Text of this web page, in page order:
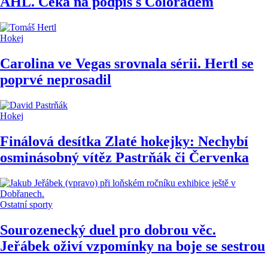
Hokej
Carolina ve Vegas srovnala sérii. Hertl se
poprvé neprosadil
Hokej
Finálová desítka Zlaté hokejky: Nechybí
osminásobný vítěz Pastrňák či Červenka
Ostatní sporty
Sourozenecký duel pro dobrou věc.
Jeřábek oživí vzpomínky na boje se sestrou